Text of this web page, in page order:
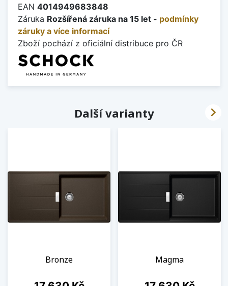
EAN 4014949683848
Záruka Rozšířená záruka na 15 let - podmínky
záruky a více informací
Zboží pochází z oficiální distribuce pro ČR
Další varianty
Bronze
Cena
Magma
Cena
